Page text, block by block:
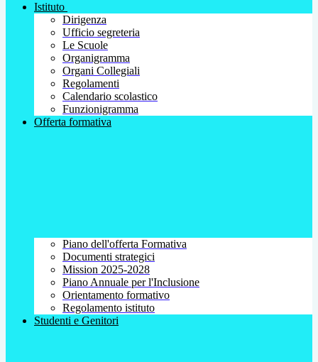
Istituto
Dirigenza
Ufficio segreteria
Le Scuole
Organigramma
Organi Collegiali
Regolamenti
Calendario scolastico
Funzionigramma
Offerta formativa
Piano dell'offerta Formativa
Documenti strategici
Mission 2025-2028
Piano Annuale per l'Inclusione
Orientamento formativo
Regolamento istituto
Studenti e Genitori